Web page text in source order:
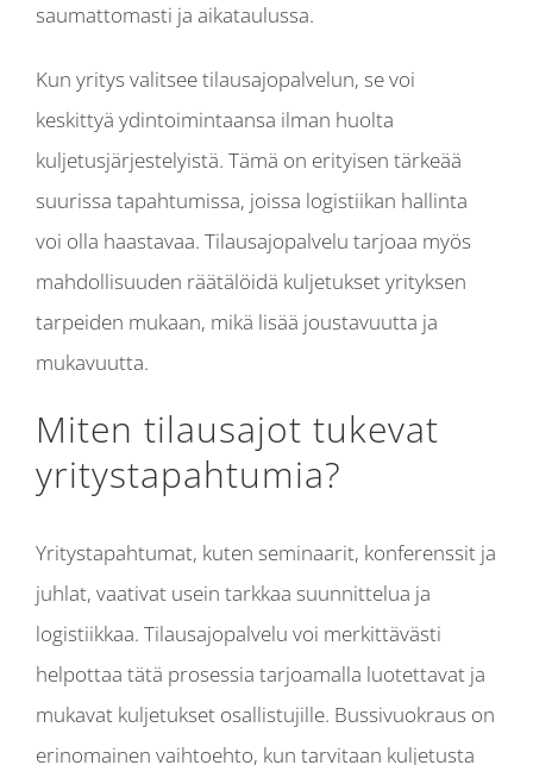
saumattomasti ja aikataulussa.
Kun yritys valitsee tilausajopalvelun, se voi
keskittyä ydintoimintaansa ilman huolta
kuljetusjärjestelyistä. Tämä on erityisen tärkeää
suurissa tapahtumissa, joissa logistiikan hallinta
voi olla haastavaa. Tilausajopalvelu tarjoaa myös
mahdollisuuden räätälöidä kuljetukset yrityksen
tarpeiden mukaan, mikä lisää joustavuutta ja
mukavuutta.
Miten tilausajot tukevat
yritystapahtumia?
Yritystapahtumat, kuten seminaarit, konferenssit ja
juhlat, vaativat usein tarkkaa suunnittelua ja
logistiikkaa. Tilausajopalvelu voi merkittävästi
helpottaa tätä prosessia tarjoamalla luotettavat ja
mukavat kuljetukset osallistujille. Bussivuokraus on
erinomainen vaihtoehto, kun tarvitaan kuljetusta